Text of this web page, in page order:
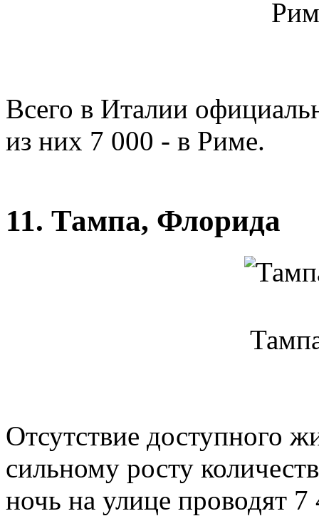
Всего в Италии
из них 7 000 - в Риме.
11. Тампа, Флорида
Отсутствие доступного
сильному росту
ночь на улице проводят